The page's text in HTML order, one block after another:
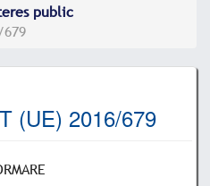
public
(UE) 2016/679